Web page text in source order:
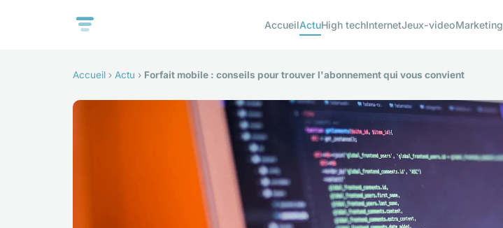
AccueilActuHigh techInternetJeux-videoMarketing
Accueil › Actu › Forfait mobile : conseils pour trouver l'abonnement qui vous convient